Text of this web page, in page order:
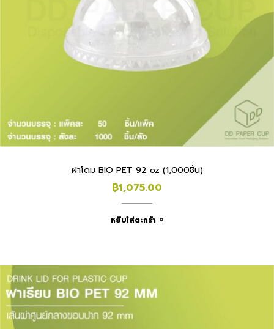
ฝาโดม BIO PET 92 oz (1,000ชิ้น)
฿1,075.00
หยิบใส่ตะกร้า